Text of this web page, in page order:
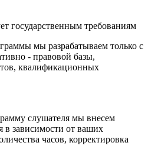
государственным требованиям
мы разрабатываем только с
- правовой базы,
квалификационных
слушателя мы внесем
в зависимости от ваших
часов, корректировка